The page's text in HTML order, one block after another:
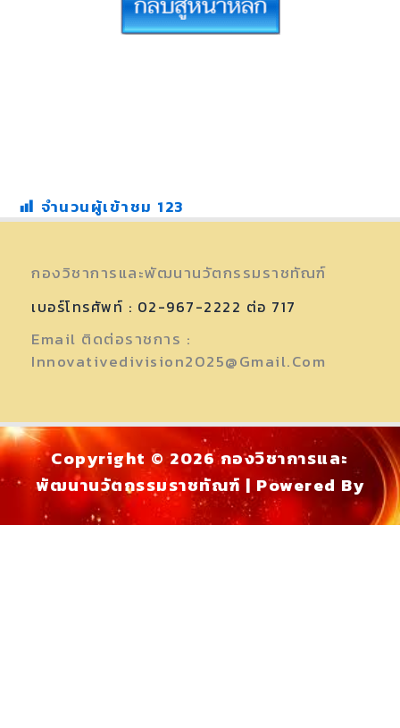
จำนวนผู้เข้าชม 123
กองวิชาการและพัฒนานวัตกรรมราชทัณฑ์
เบอร์โทรศัพท์ : 02-967-2222 ต่อ 717
Email ติดต่อราชการ :
Innovativedivision2025@gmail.com
Copyright © 2026 กองวิชาการและ
พัฒนานวัตกรรมราชทัณฑ์ | Powered By